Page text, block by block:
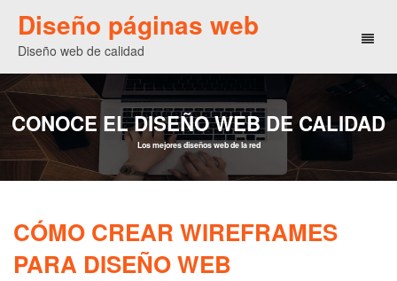
Diseño páginas web
Diseño web de calidad
CONOCE EL DISEÑO WEB DE CALIDAD
Los mejores diseños web de la red
CÓMO CREAR WIREFRAMES
PARA DISEÑO WEB